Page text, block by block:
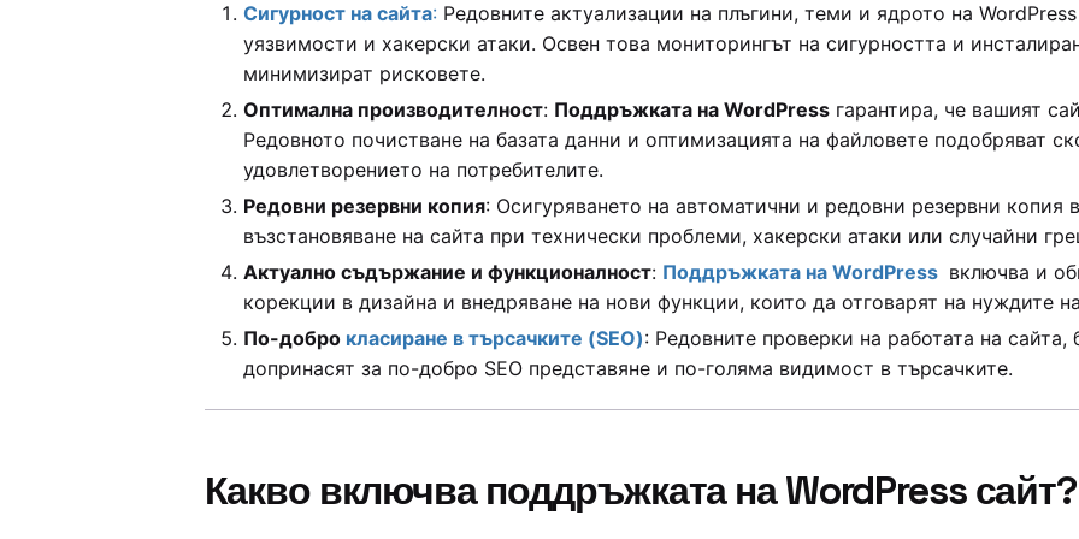
Сигурност на сайта: Редовните актуализации на плъгини, теми и ядрото на WordPress
уязвимости и хакерски атаки. Освен това мониторингът на сигурността и
минимизират рисковете.
Оптимална производителност: Поддръжката на WordPressгарантира, че вашият
Редовното почистване на базата данни и оптимизацията на файловете подобряват
удовлетворението на потребителите.
Редовни резервни копия: Осигуряването на автоматични и редовни резервни копия
възстановяване на сайта при технически проблеми, хакерски атаки или случайни
Актуално съдържание и функционалност: Поддръжката на WordPress включва и
корекции в дизайна и внедряване на нови функции, които да отговарят на нуждите
По-добро класиране в търсачките (SEO): Редовните проверки на работата на сайта,
допринасят за по-добро SEO представяне и по-голяма видимост в търсачките.
Какво включва поддръжката на WordPress сайт?